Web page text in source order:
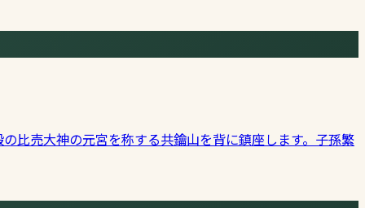
比売大神の元宮を称する共鑰山を背に鎮座します。子孫繁